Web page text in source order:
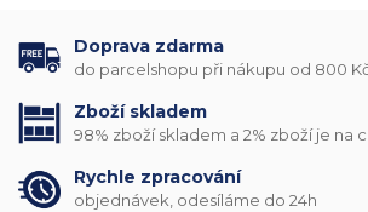
Doprava zdarma
do parcelshopu při nákupu od 800
Zboží skladem
98% zboží skladem a 2% zboží je na
Rychle zpracování
objednávek, odesíláme do 24h